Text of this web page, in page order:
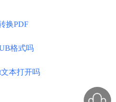
换PDF
格式吗
本打开吗